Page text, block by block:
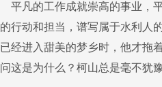
平凡的工作成就崇高的事业，
的行动和担当，谱写属于水利人
已经进入甜美的梦乡时，他才拖
问这是为什么？柯山总是毫不犹